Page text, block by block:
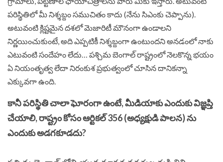
పరిస్థితిలో మీ నిశ్శబ్దం సముచితం కాదు (నేను సిఎంకు చెప్పాను).
అటువంటి క్లిష్టమైన దశలో మెజారిటీ మౌనంగా ఉండాలని
నిర్ణయించుకుంటే, అది ఎప్పటికీ నిశ్శబ్దంగా ఉంటుందని అనడంలో నాకు
ఎటువంటి సందేహం లేదు… పశ్చిమ బెంగాల్ రాష్ట్రంలో నెలకొన్న భయం
ఏ నియంతృత్వ లేదా నిరంకుశ ప్రభుత్వంలో చూసిన దానికన్నా
ఎక్కువగా ఉంది.
కానీ పరిస్థితి చాలా ఘోరంగా ఉంటే, మీడియాకు ఎందుకు విజ్ఞప్తి
చేయాలి, రాష్ట్రం కోసం ఆర్టికల్ 356 (అధ్యక్షుడి పాలన) ను
ఎందుకు అడగకూడదు?